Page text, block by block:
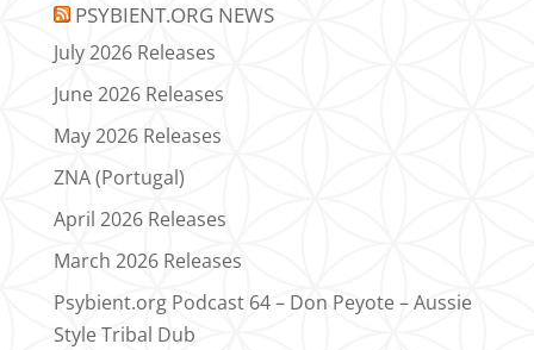
PSYBIENT.ORG NEWS
July 2026 Releases
June 2026 Releases
May 2026 Releases
ZNA (Portugal)
April 2026 Releases
March 2026 Releases
Psybient.org Podcast 64 – Don Peyote – Aussie
Style Tribal Dub